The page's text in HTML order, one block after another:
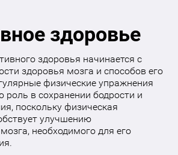
здоровье
здоровья начинается с
здоровья мозга и способов его
физические упражнения
в сохранении бодрости и
поскольку физическая
улучшению
необходимого для его